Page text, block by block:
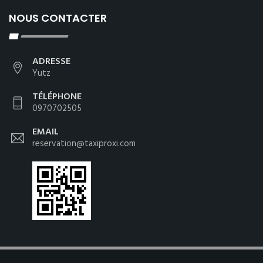
NOUS CONTACTER
ADRESSE
Yutz
TÉLÉPHONE
0970702505
EMAIL
reservation@taxiproxi.com